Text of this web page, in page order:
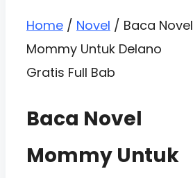
Home / Novel / Baca Novel
Mommy Untuk Delano
Gratis Full Bab
Baca Novel
Mommy Untuk